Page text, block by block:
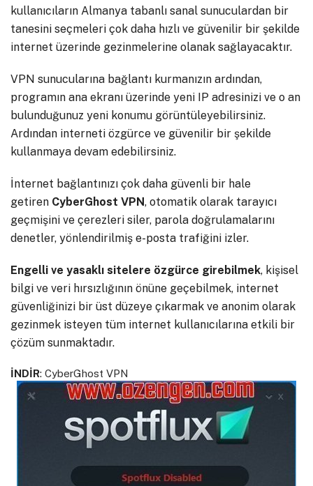
kullanıcıların Almanya tabanlı sanal sunuculardan bir
tanesini seçmeleri çok daha hızlı ve güvenilir bir şekilde
internet üzerinde gezinmelerine olanak sağlayacaktır.
VPN sunucularına bağlantı kurmanızın ardından,
programın ana ekranı üzerinde yeni IP adresinizi ve o an
bulunduğunuz yeni konumu görüntüleyebilirsiniz.
Ardından interneti özgürce ve güvenilir bir şekilde
kullanmaya devam edebilirsiniz.
İnternet bağlantınızı çok daha güvenli bir hale
getiren CyberGhost VPN, otomatik olarak tarayıcı
geçmişini ve çerezleri siler, parola doğrulamalarını
denetler, yönlendirilmiş e-posta trafiğini izler.
Engelli ve yasaklı sitelere özgürce girebilmek, kişisel
bilgi ve veri hırsızlığının önüne geçebilmek, internet
güvenliğinizi bir üst düzeye çıkarmak ve anonim olarak
gezinmek isteyen tüm internet kullanıcılarına etkili bir
çözüm sunmaktadır.
İNDİR: CyberGhost VPN